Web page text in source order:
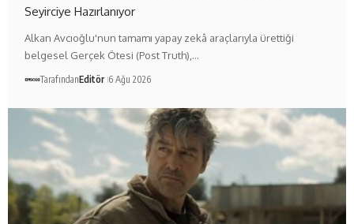
Seyirciye Hazırlanıyor
Alkan Avcıoğlu'nun tamamı yapay zekâ araçlarıyla ürettiği
belgesel Gerçek Ötesi (Post Truth),…
TarafındanEditör 6 Ağu 2026